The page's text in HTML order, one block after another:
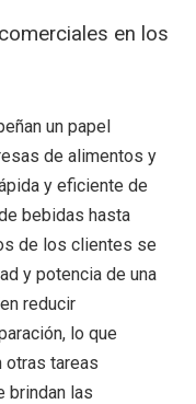
en los
un papel
de alimentos y
y eficiente de
bebidas hasta
de los clientes se
y potencia de una
reducir
lo que
otras tareas
brindan las